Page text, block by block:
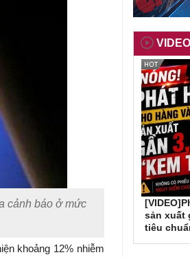
cảnh báo ở mức
khoảng 12% nhiễm
sản xuất
tiêu